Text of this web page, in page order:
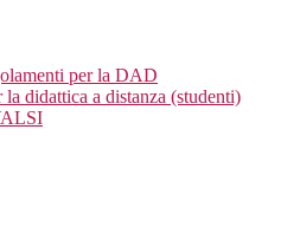
per la DAD
la didattica a distanza (studenti)